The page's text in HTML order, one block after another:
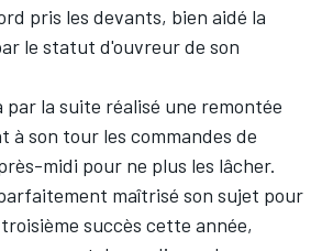
pris les devants, bien aidé la
le statut d'ouvreur de son
par la suite réalisé une remontée
à son tour les commandes de
midi pour ne plus les lâcher.
maîtrisé son sujet pour
succès cette année,